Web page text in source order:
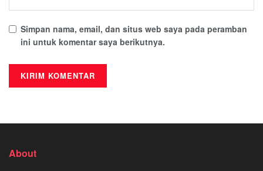
Simpan nama, email, dan situs web saya pada peramban
ini untuk komentar saya berikutnya.
About